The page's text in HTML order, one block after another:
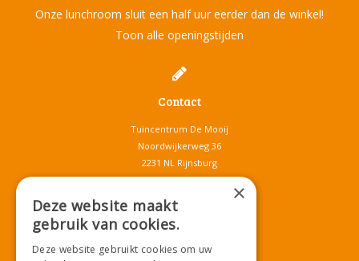
Onze lunchroom sluit een half uur eerder dan de winkel!
Toon alle openingstijden
Contact
Tuincentrum De Mooij
Noordwijkerweg 36
2231 NL Rijnsburg
T.071-4080959
info@tuincentrumdemooij.nl
×
Deze website maakt
gebruik van cookies.
Deze website gebruikt cookies om uw